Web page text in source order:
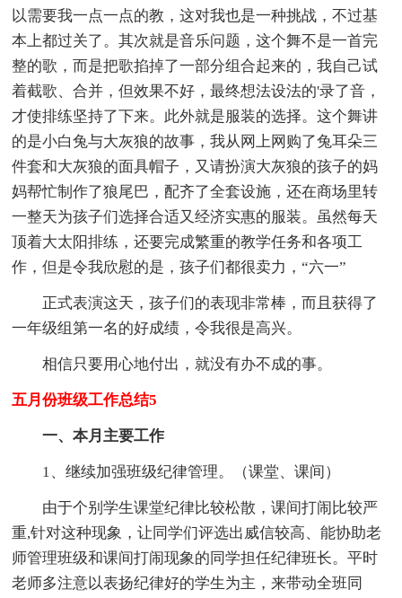
以需要我一点一点的教，这对我也是一种挑战，不过基
本上都过关了。其次就是音乐问题，这个舞不是一首完
整的歌，而是把歌掐掉了一部分组合起来的，我自己试
着截歌、合并，但效果不好，最终想法设法的'录了音，
才使排练坚持了下来。此外就是服装的选择。这个舞讲
的是小白兔与大灰狼的故事，我从网上网购了兔耳朵三
件套和大灰狼的面具帽子，又请扮演大灰狼的孩子的妈
妈帮忙制作了狼尾巴，配齐了全套设施，还在商场里转
一整天为孩子们选择合适又经济实惠的服装。虽然每天
顶着大太阳排练，还要完成繁重的教学任务和各项工
作，但是令我欣慰的是，孩子们都很卖力，“六一”
正式表演这天，孩子们的表现非常棒，而且获得了
一年级组第一名的好成绩，令我很是高兴。
相信只要用心地付出，就没有办不成的事。
五月份班级工作总结5
一、本月主要工作
1、继续加强班级纪律管理。（课堂、课间）
由于个别学生课堂纪律比较松散，课间打闹比较严
重,针对这种现象，让同学们评选出威信较高、能协助老
师管理班级和课间打闹现象的同学担任纪律班长。平时
老师多注意以表扬纪律好的学生为主，来带动全班同